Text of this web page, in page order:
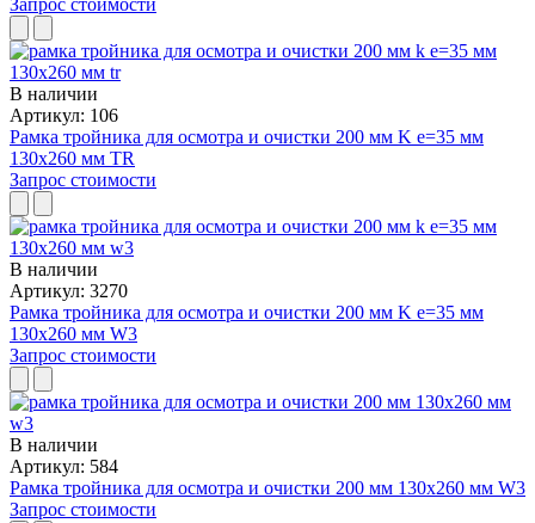
В наличии
Артикул: 106
Рамка тройника для осмотра и очистки 200 мм K e=35 мм
130x260 мм TR
Запрос стоимости
В наличии
Артикул: 3270
Рамка тройника для осмотра и очистки 200 мм K e=35 мм
130x260 мм W3
Запрос стоимости
В наличии
Артикул: 584
Рамка тройника для осмотра и очистки 200 мм 130x260 мм W3
Запрос стоимости